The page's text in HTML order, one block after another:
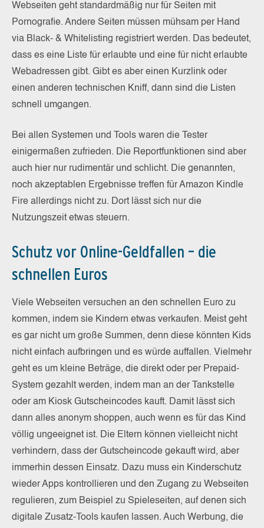
Webseiten geht standardmäßig nur für Seiten mit
Pornografie. Andere Seiten müssen mühsam per Hand
via Black- & Whitelisting registriert werden. Das bedeutet,
dass es eine Liste für erlaubte und eine für nicht erlaubte
Webadressen gibt. Gibt es aber einen Kurzlink oder
einen anderen technischen Kniff, dann sind die Listen
schnell umgangen.
Bei allen Systemen und Tools waren die Tester
einigermaßen zufrieden. Die Reportfunktionen sind aber
auch hier nur rudimentär und schlicht. Die genannten,
noch akzeptablen Ergebnisse treffen für Amazon Kindle
Fire allerdings nicht zu. Dort lässt sich nur die
Nutzungszeit etwas steuern.
Schutz vor Online-Geldfallen – die
schnellen Euros
Viele Webseiten versuchen an den schnellen Euro zu
kommen, indem sie Kindern etwas verkaufen. Meist geht
es gar nicht um große Summen, denn diese könnten Kids
nicht einfach aufbringen und es würde auffallen. Vielmehr
geht es um kleine Beträge, die direkt oder per Prepaid-
System gezahlt werden, indem man an der Tankstelle
oder am Kiosk Gutscheincodes kauft. Damit lässt sich
dann alles anonym shoppen, auch wenn es für das Kind
völlig ungeeignet ist. Die Eltern können vielleicht nicht
verhindern, dass der Gutscheincode gekauft wird, aber
immerhin dessen Einsatz. Dazu muss ein Kinderschutz
wieder Apps kontrollieren und den Zugang zu Webseiten
regulieren, zum Beispiel zu Spieleseiten, auf denen sich
digitale Zusatz-Tools kaufen lassen. Auch Werbung, die